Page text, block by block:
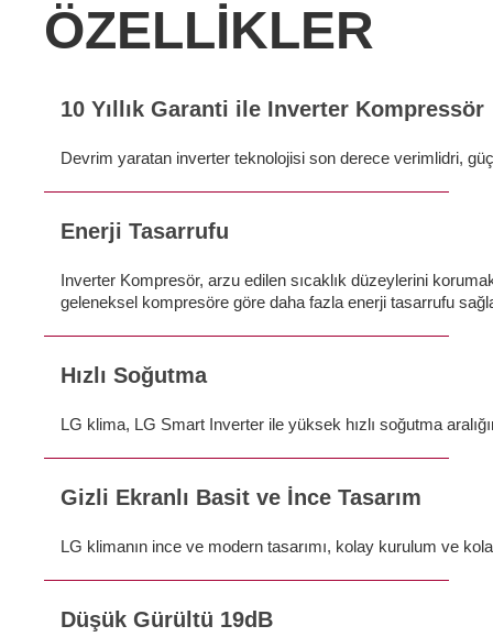
ÖZELLİKLER
10 Yıllık Garanti ile Inverter Kompressör
Devrim yaratan inverter teknolojisi son derece verimlidri,
Enerji Tasarrufu
Inverter Kompresör, arzu edilen sıcaklık düzeylerini
geleneksel kompresöre göre daha fazla enerji tasarrufu
Hızlı Soğutma
LG klima, LG Smart Inverter ile yüksek hızlı soğutma
Gizli Ekranlı Basit ve İnce Tasarım
LG klimanın ince ve modern tasarımı, kolay kurulum ve
Düşük Gürültü 19dB